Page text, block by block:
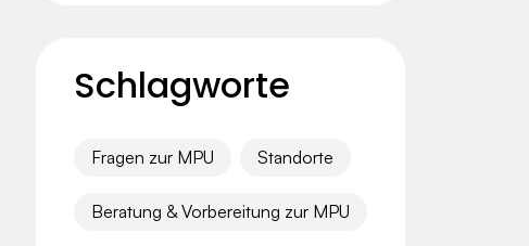
Schlagworte
Fragen zur MPU Standorte
Beratung & Vorbereitung zur MPU